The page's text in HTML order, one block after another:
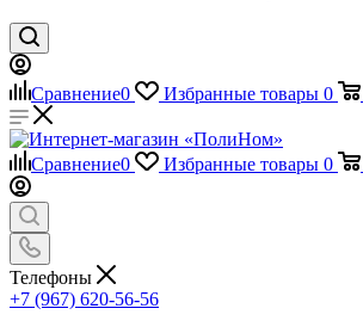
Сравнение0 Избранные товары 0
Сравнение0 Избранные товары 0
Телефоны
+7 (967) 620-56-56